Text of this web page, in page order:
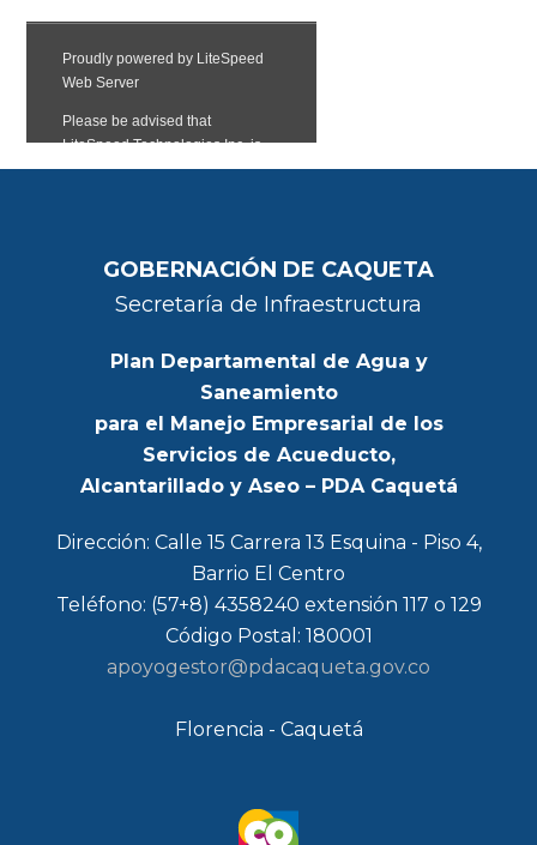
GOBERNACIÓN DE CAQUETA
Secretaría de Infraestructura
Plan Departamental de Agua y
Saneamiento
para el Manejo Empresarial de los
Servicios de Acueducto,
Alcantarillado y Aseo – PDA Caquetá
Dirección: Calle 15 Carrera 13 Esquina - Piso 4,
Barrio El Centro
Teléfono: (57+8) 4358240 extensión 117 o 129
Código Postal: 180001
apoyogestor@pdacaqueta.gov.co
Florencia - Caquetá